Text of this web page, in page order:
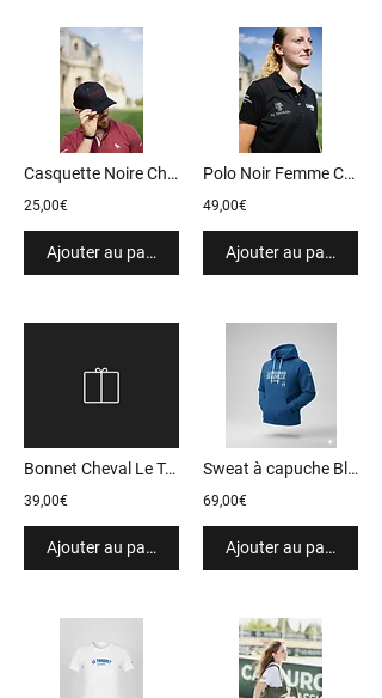
Casquette Noire Chantilly 2026
25,00€
Ajouter au panier
Polo Noir Femme Chantilly 2026
49,00€
Ajouter au panier
Bonnet Cheval Le Touquet Classic
39,00€
Ajouter au panier
Sweat à capuche Bleu Unisexe LONGINES Deauville Classic 2025
69,00€
Ajouter au panier